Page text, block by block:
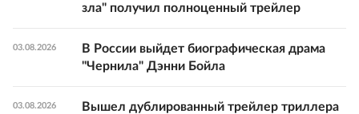
зла" получил полноценный трейлер
03.08.2026
В России выйдет биографическая драма
"Чернила" Дэнни Бойла
03.08.2026
Вышел дублированный трейлер триллера